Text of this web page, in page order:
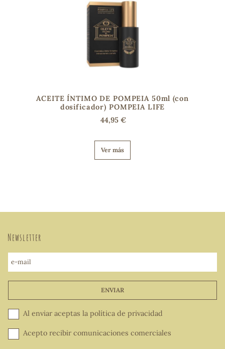
ACEITE ÍNTIMO DE POMPEIA 50ml (con
dosificador) POMPEIA LIFE
44,95 €
Ver más
Newsletter
e-mail
ENVIAR
Al enviar aceptas la política de privacidad
Acepto recibir comunicaciones comerciales